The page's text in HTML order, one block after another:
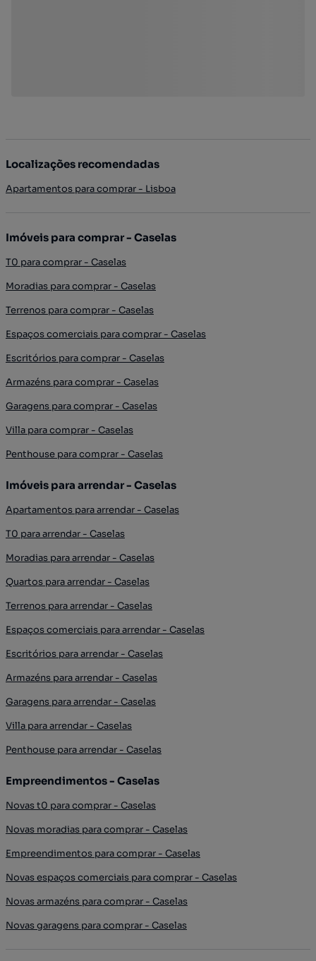
Localizações recomendadas
Apartamentos para comprar - Lisboa
Imóveis para comprar - Caselas
T0 para comprar - Caselas
Moradias para comprar - Caselas
Terrenos para comprar - Caselas
Espaços comerciais para comprar - Caselas
Escritórios para comprar - Caselas
Armazéns para comprar - Caselas
Garagens para comprar - Caselas
Villa para comprar - Caselas
Penthouse para comprar - Caselas
Imóveis para arrendar - Caselas
Apartamentos para arrendar - Caselas
T0 para arrendar - Caselas
Moradias para arrendar - Caselas
Quartos para arrendar - Caselas
Terrenos para arrendar - Caselas
Espaços comerciais para arrendar - Caselas
Escritórios para arrendar - Caselas
Armazéns para arrendar - Caselas
Garagens para arrendar - Caselas
Villa para arrendar - Caselas
Penthouse para arrendar - Caselas
Empreendimentos - Caselas
Novas t0 para comprar - Caselas
Novas moradias para comprar - Caselas
Empreendimentos para comprar - Caselas
Novas espaços comerciais para comprar - Caselas
Novas armazéns para comprar - Caselas
Novas garagens para comprar - Caselas